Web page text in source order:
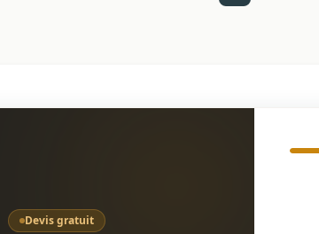
Devis gratuit